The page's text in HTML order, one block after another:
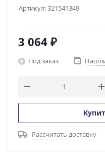
Артикул:321541349
3 064 ₽
Под заказ
Рассчитать доставку